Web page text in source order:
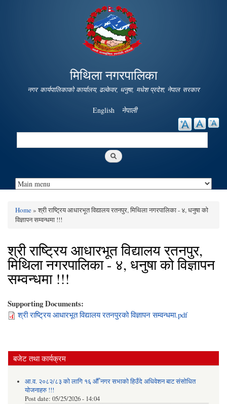
Skip to
main
content
मिथिला नगरपालिका
नगर कार्यपालिकाको कार्यालय, ढल्केवर, धनुषा, मधेश प्रदेश, नेपाल सरकार
English नेपाली
Search
You are here
Home» श्री राष्ट्रिय आधारभूत विद्यालय रतनपुर, मिथिला नगरपालिका - ४, धनुषा को
विज्ञापन सम्वन्धमा !!!
श्री राष्ट्रिय आधारभूत विद्यालय रतनपुर,
मिथिला नगरपालिका - ४, धनुषा को विज्ञापन
सम्वन्धमा !!!
Supporting Documents:
श्री राष्ट्रिय आधारभूत विद्यालय रतनपुरको विज्ञापन सम्वन्धमा.pdf
बजेट तथा कार्यक्रम
आ.व. २०८२/८३ को लागि १६ औँ नगर सभाको हिउँदे अधिवेशन बाट संसोधित
योजनाहरु !!!
Post date: 05/25/2026 - 14:04